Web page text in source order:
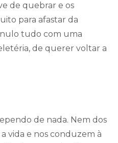
de quebrar e os
para afastar da
tudo com uma
de querer voltar a
de nada. Nem dos
vida e nos conduzem à